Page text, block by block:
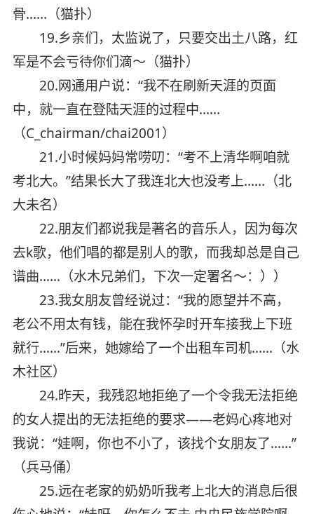
骨……（猫扑）
19.乡亲们，太监说了，只要交出土八路，红
军是不会亏待你们滴～（猫扑）
20.网通用户说：“我不在刷新天涯的页面
中，就一直在登陆天涯的过程中……
（C_chairman/chai2001）
21.小时候妈妈常唠叨：“考不上清华啊咱就
考北大。”结果长大了我连北大也没考上……（北
大未名）
22.朋友们都说我是著名的音乐人，因为每次
去k歌，他们唱的都是别人的歌，而我却总是自己
谱曲……（水木兄弟们，下次一定署名～：））
23.我女朋友曾经说过：“我的愿望并不高，
老公不用太有钱，能在我怀孕时开车接我上下班
就行……”后来，她嫁给了一个出租车司机……（水
木社区）
24.昨天，我残忍地拒绝了一个令我无法拒绝
的女人提出的无法拒绝的要求——老妈心疼地对
我说：“娃啊，你也不小了，该找个女朋友了……”
（兵马俑）
25.远在老家的奶奶听我考上北大的消息后很